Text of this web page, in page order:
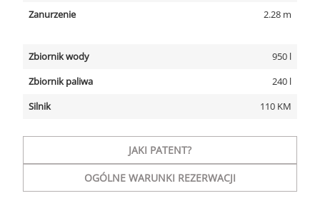
Zanurzenie
2.28 m
Zbiornik wody
950 l
Zbiornik paliwa
240 l
Silnik
110 KM
JAKI PATENT?
OGÓLNE WARUNKI REZERWACJI